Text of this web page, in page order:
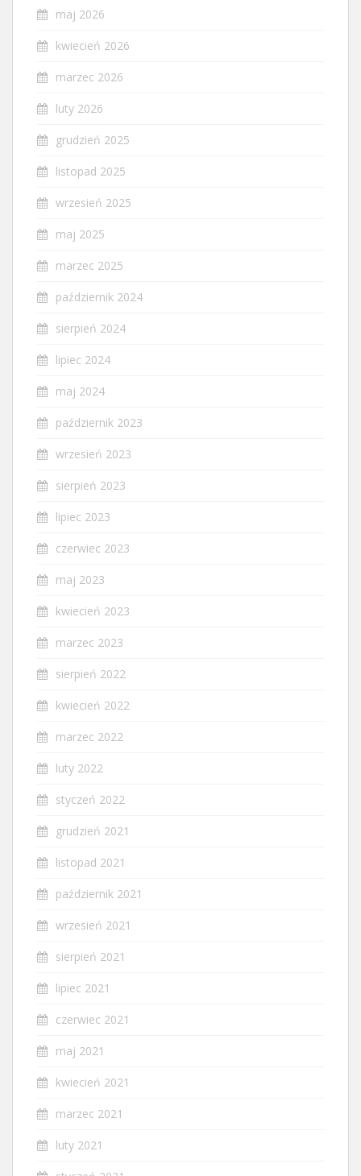
maj 2026
kwiecień 2026
marzec 2026
luty 2026
grudzień 2025
listopad 2025
wrzesień 2025
maj 2025
marzec 2025
październik 2024
sierpień 2024
lipiec 2024
maj 2024
październik 2023
wrzesień 2023
sierpień 2023
lipiec 2023
czerwiec 2023
maj 2023
kwiecień 2023
marzec 2023
sierpień 2022
kwiecień 2022
marzec 2022
luty 2022
styczeń 2022
grudzień 2021
listopad 2021
październik 2021
wrzesień 2021
sierpień 2021
lipiec 2021
czerwiec 2021
maj 2021
kwiecień 2021
marzec 2021
luty 2021